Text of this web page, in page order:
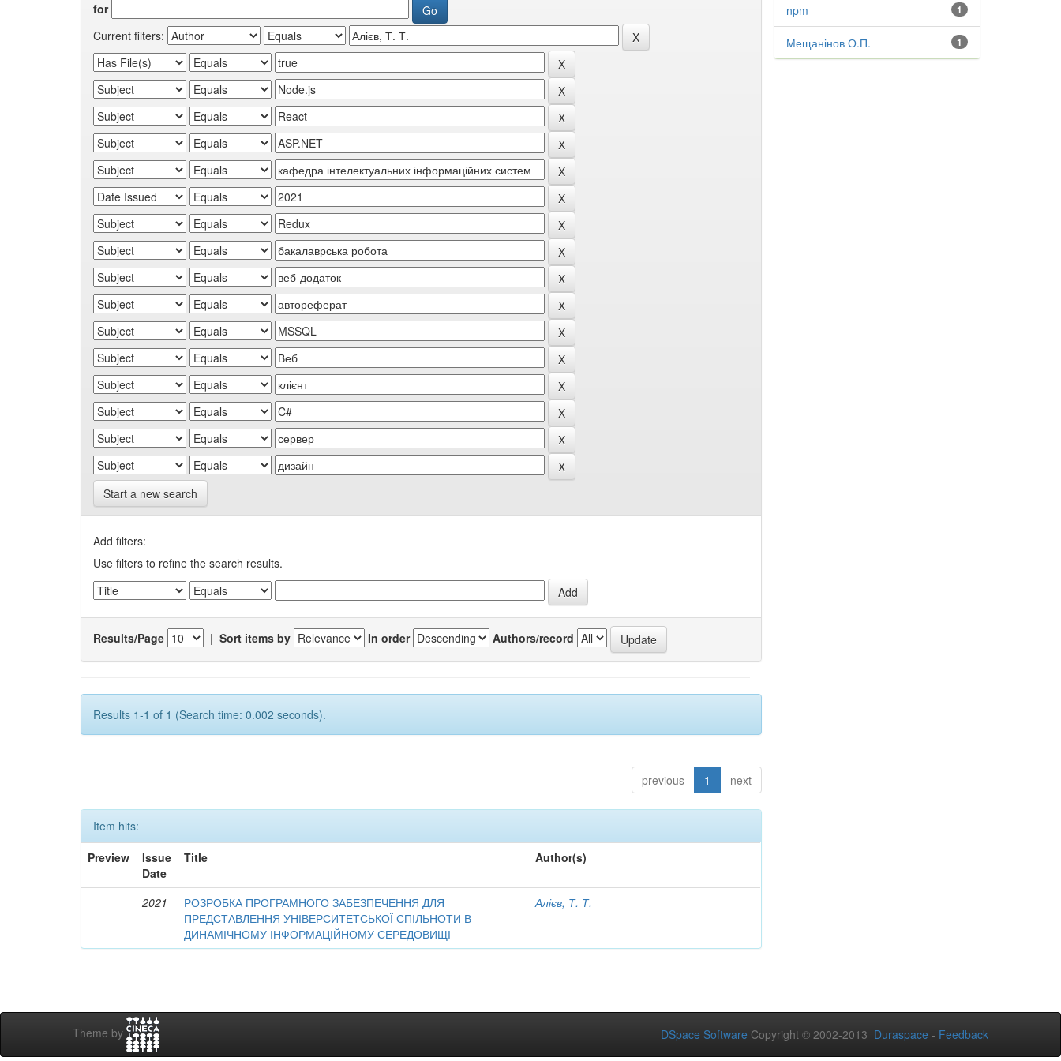
for
Current filters:
Start a new search
Add filters:
Use filters to refine the search results.
Results/Page | Sort items by In order Authors/record
Results 1-1 of 1 (Search time: 0.002 seconds).
previous 1 next
Item hits:
Preview
Issue
Date
Title Author(s)
2021
РОЗРОБКА ПРОГРАМНОГО ЗАБЕЗПЕЧЕННЯ ДЛЯ
ПРЕДСТАВЛЕННЯ УНІВЕРСИТЕТСЬКОЇ СПІЛЬНОТИ В
ДИНАМІЧНОМУ ІНФОРМАЦІЙНОМУ СЕРЕДОВИЩІ
Алієв, Т. Т.
1
npm
1
Мещанінов О.П.
Theme by DSpace Software Copyright © 2002-2013 Duraspace - Feedback